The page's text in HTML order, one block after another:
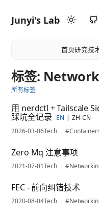
Junyi's Lab
首页研究技
标签:
所有标签
用 nerdctl + Tailscale
踩坑全记录 EN
ZH-CN
2026-03-06Tech
Zero Mq 注意事项
2021-07-01Tech
FEC - 前向纠错技术
2020-08-04Tech